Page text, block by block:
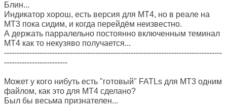
Блин...
Индикатор хорош, есть версия для МТ4, но в реале на
МТ3 пока сидим, и когда перейдём неизвестно.
А держать парралельно постоянно включенным теминал
МТ4 как то некузяво получается...
--------------------------------------------------------------------------------------
-------------------------
Может у кого нибуть есть "готовый" FATLs для МТ3 одним
файлом, как это для МТ4 сделано?
Был бы весьма признателен...